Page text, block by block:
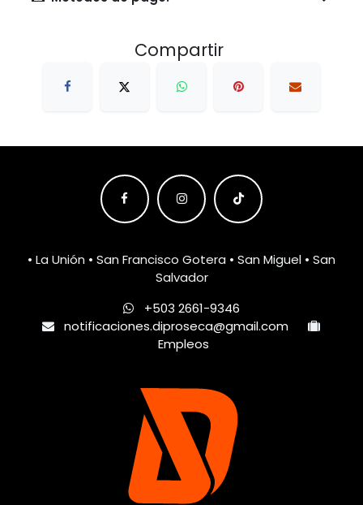
Compartir
• La Unión • San Francisco Gotera • San Miguel • San
Salvador
+503 2661-9346
notificaciones.diproseca@gmail.com
Empleos